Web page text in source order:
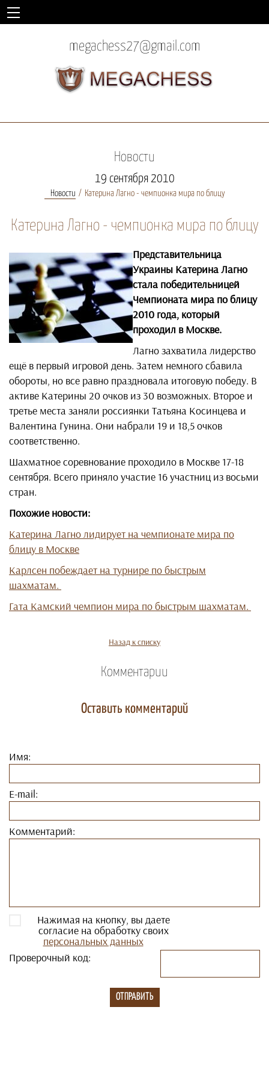
megachess27@gmail.com
Новости
19 сентября 2010
Новости Катерина Лагно - чемпионка мира по блицу
Катерина Лагно - чемпионка мира по блицу
Представительница
Украины Катерина Лагно
стала победительницей
Чемпионата мира по блицу
2010 года, который
проходил в Москве.
Лагно захватила лидерство
ещё в первый игровой день. Затем немного сбавила
обороты, но все равно праздновала итоговую победу. В
активе Катерины 20 очков из 30 возможных. Второе и
третье места заняли россиянки Татьяна Косинцева и
Валентина Гунина. Они набрали 19 и 18,5 очков
соответственно.
Шахматное соревнование проходило в Москве 17-18
сентября. Всего приняло участие 16 участниц из восьми
стран.
Похожие новости:
Катерина Лагно лидирует на чемпионате мира по
блицу в Москве
Карлсен побеждает на турнире по быстрым
шахматам.
Гата Камский чемпион мира по быстрым шахматам.
Назад к списку
Комментарии
Оставить комментарий
Имя:
E-mail:
Комментарий:
Нажимая на кнопку, вы даете
согласие на обработку своих
персональных данных
Проверочный код: